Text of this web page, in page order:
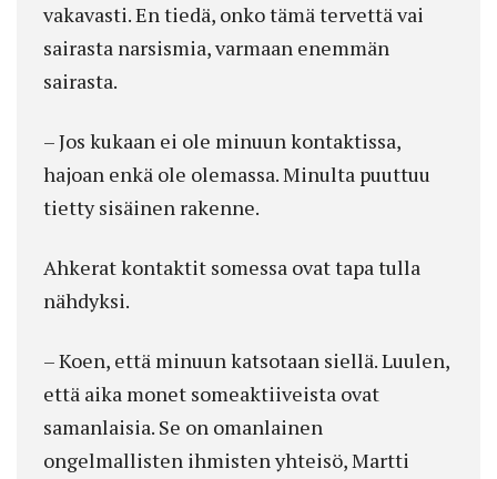
vakavasti. En tiedä, onko tämä tervettä vai
sairasta narsismia, varmaan enemmän
sairasta.
– Jos kukaan ei ole minuun kontaktissa,
hajoan enkä ole olemassa. Minulta puuttuu
tietty sisäinen rakenne.
Ahkerat kontaktit somessa ovat tapa tulla
nähdyksi.
– Koen, että minuun katsotaan siellä. Luulen,
että aika monet someaktiiveista ovat
samanlaisia. Se on omanlainen
ongelmallisten ihmisten yhteisö, Martti